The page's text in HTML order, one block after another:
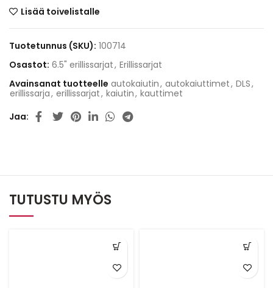
Lisää toivelistalle
Tuotetunnus (SKU): 100714
Osastot: 6.5" erillissarjat, Erillissarjat
Avainsanat tuotteelle autokaiutin, autokaiuttimet, DLS,
erillissarja, erillissarjat, kaiutin, kauttimet
Jaa
TUTUSTU MYÖS